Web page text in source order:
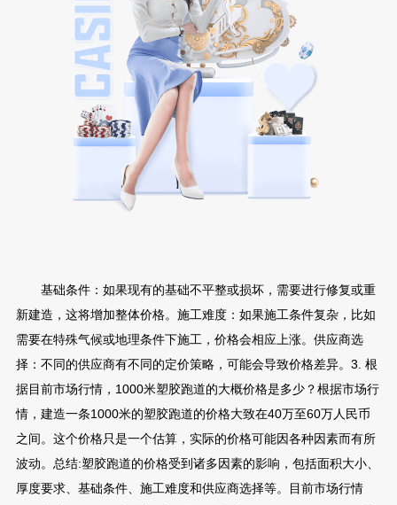
基础条件：如果现有的基础不平整或损坏，需要进行修复或重
新建造，这将增加整体价格。施工难度：如果施工条件复杂，比如
需要在特殊气候或地理条件下施工，价格会相应上涨。供应商选
择：不同的供应商有不同的定价策略，可能会导致价格差异。3. 根
据目前市场行情，1000米塑胶跑道的大概价格是多少？根据市场行
情，建造一条1000米的塑胶跑道的价格大致在40万至60万人民币
之间。这个价格只是一个估算，实际的价格可能因各种因素而有所
波动。总结:塑胶跑道的价格受到诸多因素的影响，包括面积大小、
厚度要求、基础条件、施工难度和供应商选择等。目前市场行情